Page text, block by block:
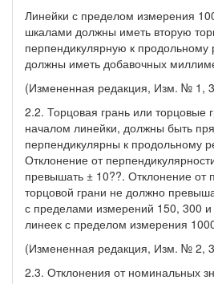
Линейки с пределом измерения
шкалами должны иметь вторую
перпендикулярную к продольному
должны иметь добавочных
(Измененная редакция, Изм. № 1,
2.2. Торцовая грань или торцовые
началом линейки, должны быть
перпендикулярны к продольному
Отклонение от
превышать ± 10??. Отклонение от
торцовой грани не должно
с пределами измерений 150, 300
линеек с пределом измерения
(Измененная редакция, Изм. № 2,
2.3. Отклонения от номинальных